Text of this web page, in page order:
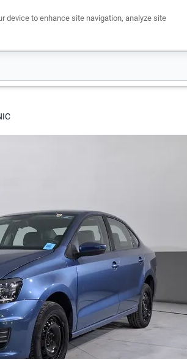
Compra un auto
device to enhance site navigation, analyze site